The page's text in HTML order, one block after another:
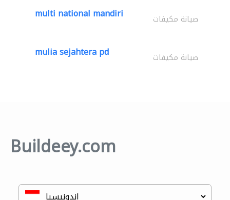
multi national mandiri صيانة مكيفات
mulia sejahtera pd صيانة مكيفات
Buildeey.com